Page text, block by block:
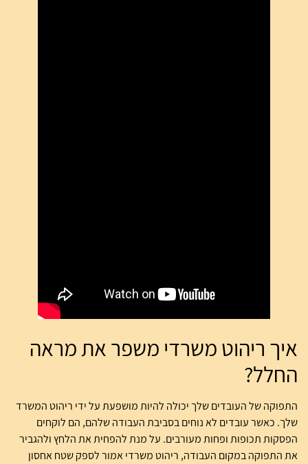
איך ריהוט משרדי משפר את מראה
החלל?
התפוקה של העובדים שלך יכולה להיות מושפעת על ידי ריהוט המשרד
שלך. כאשר עובדים לא נוחים בסביבת העבודה שלהם, הם לוקחים
הפסקות תכופות ופחות מעורבים. על מנת להפחית את הלחץ ולהגביר
את התפוקה במקום העבודה, ריהוט משרדי אמור לספק שטח אחסון